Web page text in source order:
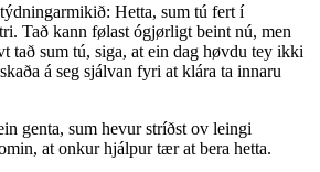
Hetta, sum tú fert í
Tað kann følast ógjørligt beint nú, men
tað sum tú, siga, at ein dag høvdu tey ikki
á seg sjálvan fyri at klára ta innaru
genta, sum hevur stríðst ov leingi
at onkur hjálpur tær at bera hetta.